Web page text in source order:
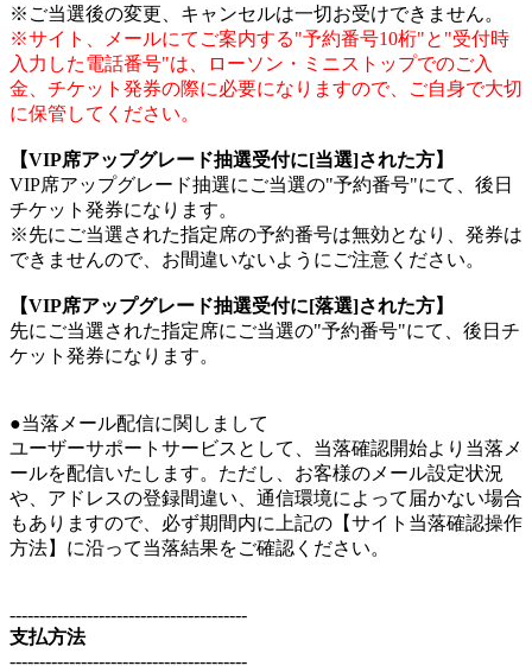
※ご当選後の変更、キャンセルは一切お受けできません。
※サイト、メールにてご案内する"予約番号10桁"と"受付時
入力した電話番号"は、ローソン・ミニストップでのご入
金、チケット発券の際に必要になりますので、ご自身で大切
に保管してください。
【VIP席アップグレード抽選受付に[当選]された方】
VIP席アップグレード抽選にご当選の"予約番号"にて、後日
チケット発券になります。
※先にご当選された指定席の予約番号は無効となり、発券は
できませんので、お間違いないようにご注意ください。
【VIP席アップグレード抽選受付に[落選]された方】
先にご当選された指定席にご当選の"予約番号"にて、後日チ
ケット発券になります。
●当落メール配信に関しまして
ユーザーサポートサービスとして、当落確認開始より当落メ
ールを配信いたします。ただし、お客様のメール設定状況
や、アドレスの登録間違い、通信環境によって届かない場合
もありますので、必ず期間内に上記の【サイト当落確認操作
方法】に沿って当落結果をご確認ください。
----------------------------------------
支払方法
----------------------------------------